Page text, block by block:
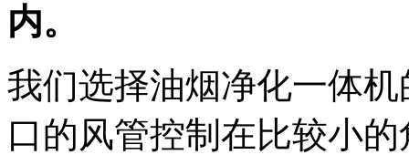
内。
我们选择油烟净化一体
口的风管控制在比较小